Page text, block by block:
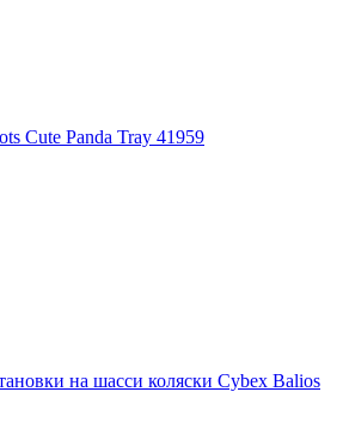
Cute Panda Tray 41959
на шасси коляски Cybex Balios